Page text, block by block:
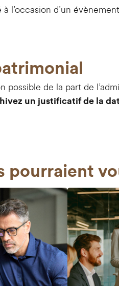
l’occasion d’un
possible de la part de
un justificatif de la
pourraient